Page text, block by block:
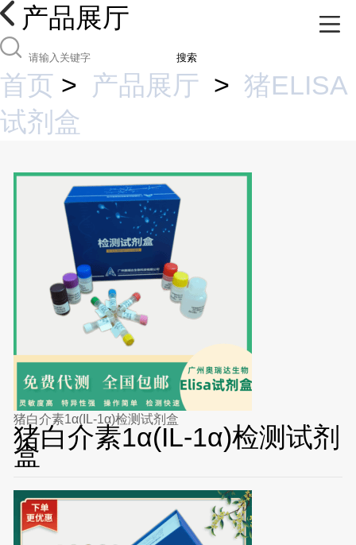
产品展厅
搜索
首页 > 产品展厅 > 猪ELISA
试剂盒
猪白介素1α(IL-1α)检测试剂盒
猪白介素1α(IL-1α)检测试剂
盒